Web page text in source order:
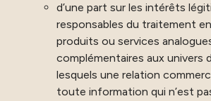
d’une part sur les intérêts
responsables du traitement
produits ou services
complémentaires aux univers
lesquels une relation
toute information qui n’est